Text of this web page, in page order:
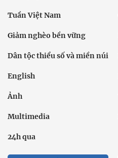
Tuần Việt Nam
Giảm nghèo bền vững
Dân tộc thiểu số và miền núi
English
Ảnh
Multimedia
24h qua